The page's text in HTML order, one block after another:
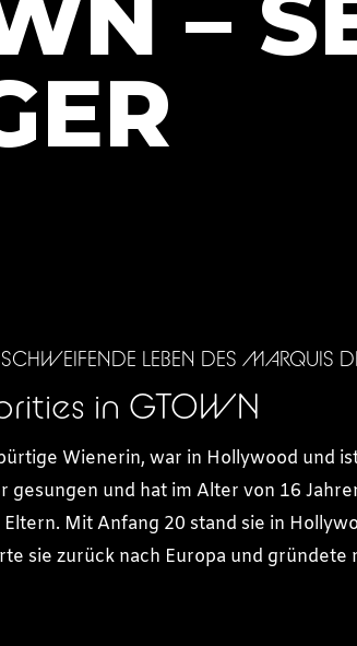
LEBEN DES MARQUIS
in GTOWN
Wienerin, war in Hollywood und
gesungen und hat im Alter von 16
Mit Anfang 20 stand sie in
sie zurück nach Europa und